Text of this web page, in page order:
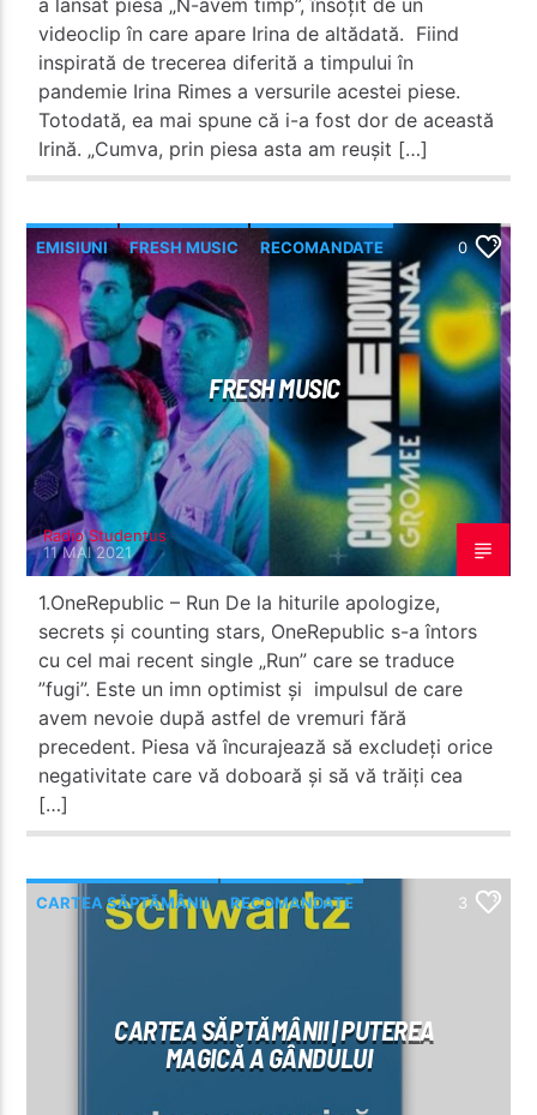
videoclip în care apare Irina de altădată. Fiind
inspirată de trecerea diferită a timpului în
pandemie Irina Rimes a versurile acestei piese.
Totodată, ea mai spune că i-a fost dor de această
Irină. „Cumva, prin piesa asta am reușit […]
EMISIUNI FRESH MUSIC RECOMANDATE 0
FRESH MUSIC
Radio Studentus
11 MAI 2021
1.OneRepublic – Run De la hiturile apologize,
secrets și counting stars, OneRepublic s-a întors
cu cel mai recent single „Run” care se traduce
”fugi”. Este un imn optimist și impulsul de care
avem nevoie după astfel de vremuri fără
precedent. Piesa vă încurajează să excludeți orice
negativitate care vă doboară și să vă trăiți cea
[…]
CARTEA SĂPTĂMÂNII RECOMANDATE 3
CARTEA SĂPTĂMÂNII | PUTEREA
MAGICĂ A GÂNDULUI